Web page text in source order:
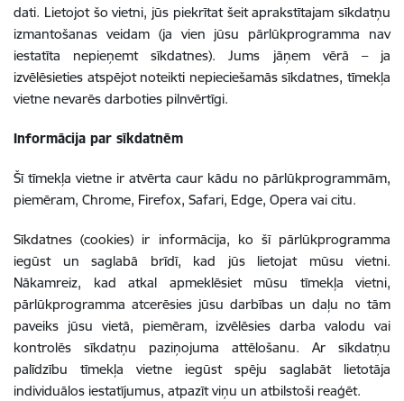
dati. Lietojot šo vietni, jūs piekrītat šeit aprakstītajam sīkdatņu
izmantošanas veidam (ja vien jūsu pārlūkprogramma nav
iestatīta nepieņemt sīkdatnes). Jums jāņem vērā – ja
izvēlēsieties atspējot noteikti nepieciešamās sīkdatnes, tīmekļa
vietne nevarēs darboties pilnvērtīgi.
Informācija par sīkdatnēm
Šī tīmekļa vietne ir atvērta caur kādu no pārlūkprogrammām,
piemēram, Chrome, Firefox, Safari, Edge, Opera vai citu.
Sīkdatnes (cookies) ir informācija, ko šī pārlūkprogramma
iegūst un saglabā brīdī, kad jūs lietojat mūsu vietni.
Nākamreiz, kad atkal apmeklēsiet mūsu tīmekļa vietni,
pārlūkprogramma atcerēsies jūsu darbības un daļu no tām
paveiks jūsu vietā, piemēram, izvēlēsies darba valodu vai
kontrolēs sīkdatņu paziņojuma attēlošanu. Ar sīkdatņu
palīdzību tīmekļa vietne iegūst spēju saglabāt lietotāja
individuālos iestatījumus, atpazīt viņu un atbilstoši reaģēt.